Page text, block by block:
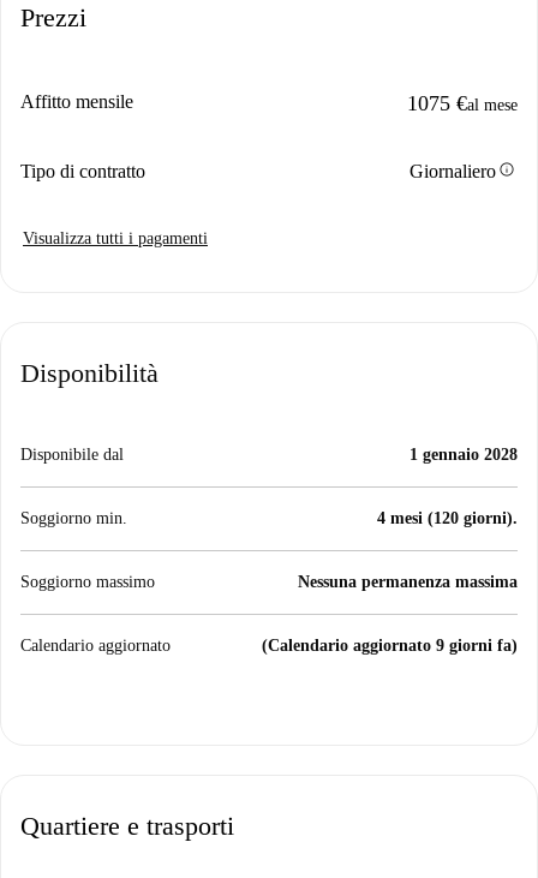
Prezzi
Affitto mensile 1075 €al mese
Tipo di contratto Giornalieroinfo
Visualizza tutti i pagamenti
Disponibilità
Disponibile dal 1 gennaio 2028
Soggiorno min. 4 mesi (120 giorni).
Soggiorno massimo Nessuna permanenza massima
Calendario aggiornato (Calendario aggiornato 9 giorni fa)
Quartiere e trasporti